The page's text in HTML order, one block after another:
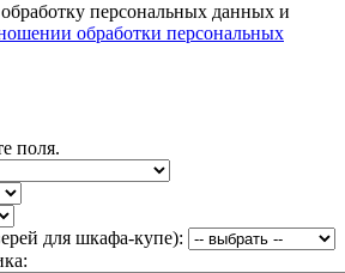
персональных данных и
обработки персональных
поля.
для шкафа-купе):